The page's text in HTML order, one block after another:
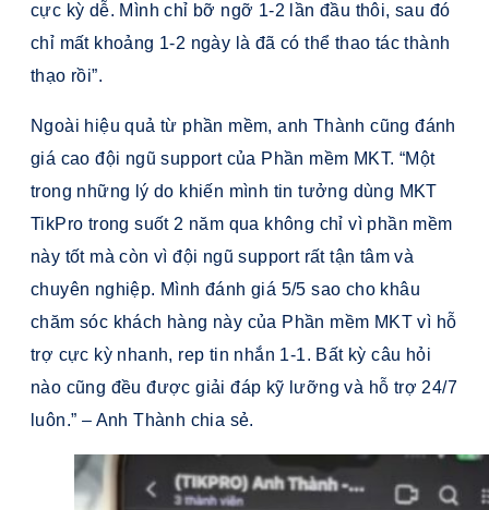
cực kỳ dễ. Mình chỉ bỡ ngỡ 1-2 lần đầu thôi, sau đó
chỉ mất khoảng 1-2 ngày là đã có thể thao tác thành
thạo rồi”.
Ngoài hiệu quả từ phần mềm, anh Thành cũng đánh
giá cao đội ngũ support của Phần mềm MKT. “Một
trong những lý do khiến mình tin tưởng dùng MKT
TikPro trong suốt 2 năm qua không chỉ vì phần mềm
này tốt mà còn vì đội ngũ support rất tận tâm và
chuyên nghiệp. Mình đánh giá 5/5 sao cho khâu
chăm sóc khách hàng này của Phần mềm MKT vì hỗ
trợ cực kỳ nhanh, rep tin nhắn 1-1. Bất kỳ câu hỏi
nào cũng đều được giải đáp kỹ lưỡng và hỗ trợ 24/7
luôn.” – Anh Thành chia sẻ.